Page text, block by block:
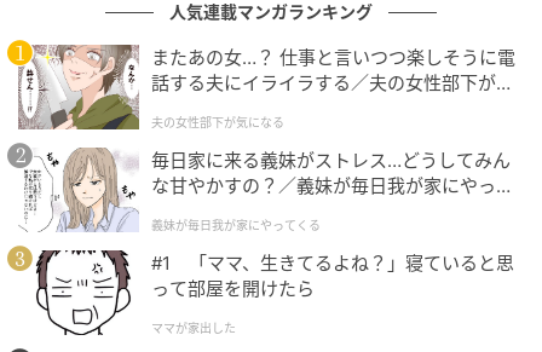
人気連載マンガランキング
またあの女…？ 仕事と言いつつ楽しそうに電
話する夫にイライラする／夫の女性部下が気
夫の女性部下が気になる
毎日家に来る義妹がストレス…どうしてみん
な甘やかすの？／義妹が毎日我が家にやって
が】
義妹が毎日我が家にやってくる
#1 「ママ、生きてるよね？」寝ていると思
って部屋を開けたら
ママが家出した